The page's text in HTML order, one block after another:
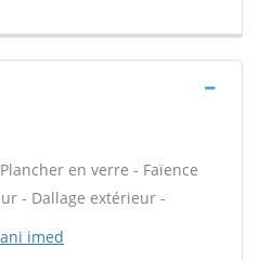
en verre - Faïence
- Dallage extérieur -
imed